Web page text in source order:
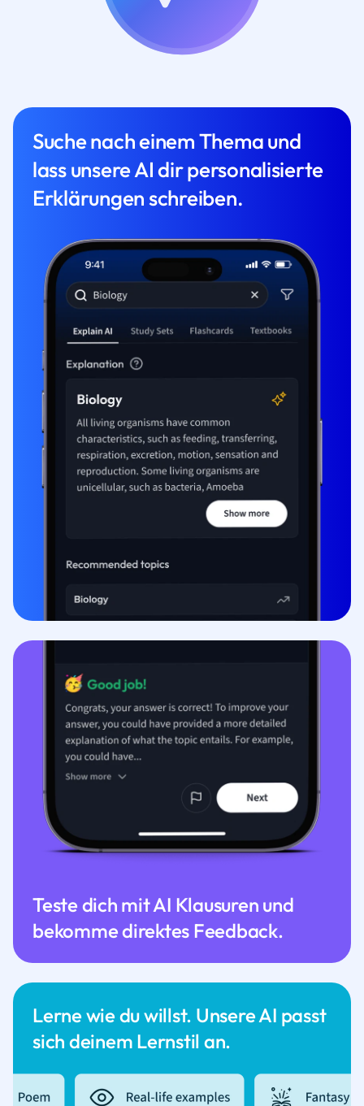
Suche nach einem Thema und
lass unsere AI dir personalisierte
Erklärungen schreiben.
Lerne wie du willst. Unsere AI passt
sich deinem Lernstil an.
Teste dich mit AI Klausuren und
bekomme direktes Feedback.